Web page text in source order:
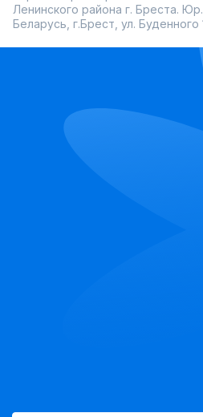
Ленинского района г. Бреста.
Беларусь, г.Брест, ул. Буденного